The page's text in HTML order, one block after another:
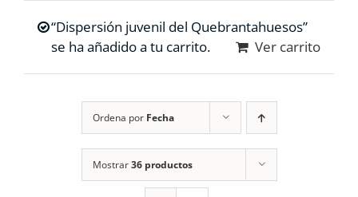
COLABORA
“Dispersión juvenil del Quebrantahuesos”
se ha añadido a tu carrito.
Ver carrito
Ordena por Fecha
Mostrar36 productos